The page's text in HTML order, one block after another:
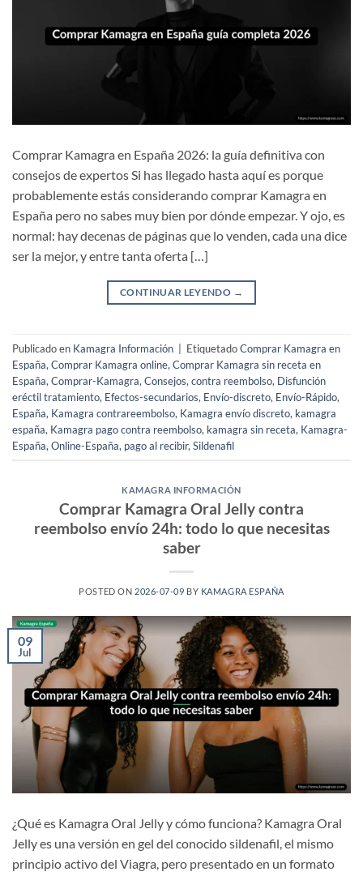
Comprar Kamagra en España 2026: la guía definitiva con
consejos de expertos Si has llegado hasta aquí es porque
probablemente estás considerando comprar Kamagra en
España pero no sabes muy bien por dónde empezar. Y ojo, es
normal: hay decenas de páginas que lo venden, cada una dice
ser la mejor, y entre tanta oferta […]
CONTINUAR LEYENDO →
Publicado en Kamagra Información | EtiquetadoComprar Kamagra en
España, Comprar Kamagra online, Comprar Kamagra sin receta en
España, Comprar-Kamagra, Consejos, contra reembolso, Disfunción
eréctil tratamiento, Efectos-secundarios, Envío-discreto, Envío-Rápido,
España, Kamagra contrareembolso, Kamagra envío discreto, kamagra
españa, Kamagra pago contra reembolso, kamagra sin receta, Kamagra-
España, Online-España, pago al recibir, Sildenafil
KAMAGRA INFORMACIÓN
Comprar Kamagra Oral Jelly contra
reembolso envío 24h: todo lo que necesitas
saber
POSTED ON 2026-07-09 BY KAMAGRA ESPAÑA
09
Jul
¿Qué es Kamagra Oral Jelly y cómo funciona? Kamagra Oral
Jelly es una versión en gel del conocido sildenafil, el mismo
principio activo del Viagra, pero presentado en un formato